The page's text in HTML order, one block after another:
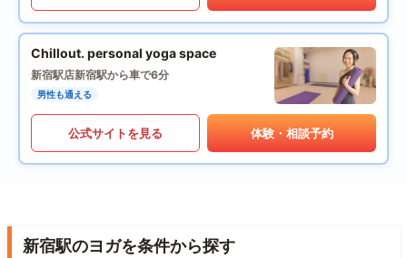
Chillout. personal yoga space
新宿駅店新宿駅から車で6分
男性も通える
公式サイトを見る 体験・相談予約
新宿駅のヨガを条件から探す